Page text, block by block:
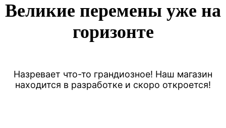
Великие перемены уже на
горизонте
Назревает что-то грандиозное! Наш магазин
находится в разработке и скоро откроется!